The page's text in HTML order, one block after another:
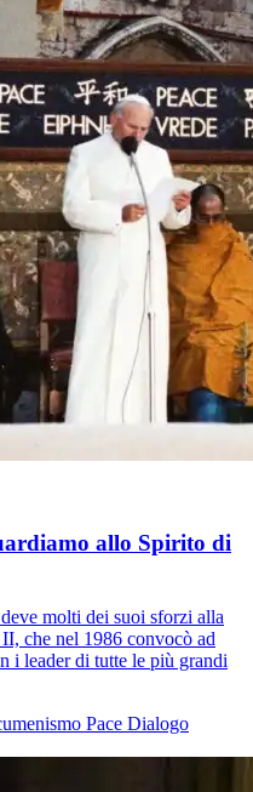
allo Spirito di
molti dei suoi sforzi alla
che nel 1986 convocò ad
i leader di tutte le più grandi
Pace Dialogo